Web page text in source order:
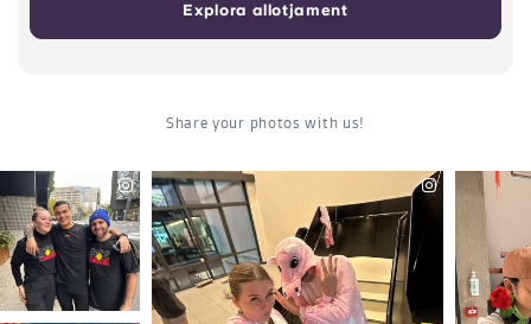
Explora allotjament